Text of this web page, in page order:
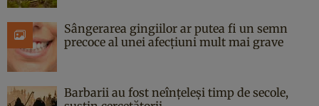
Sângerarea gingiilor ar putea fi un semn
precoce al unei afecțiuni mult mai grave
Barbarii au fost neînțeleși timp de secole,